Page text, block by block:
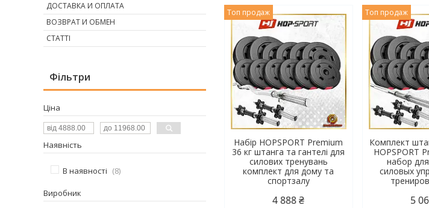
Топ продаж
Набір HOPSPORT Premium
36 кг штанга та гантелі для
силових тренувань
комплект для дому та
спортзалу
4 888 ₴
Топ продаж
Комплект
HOPSPORT
набор
силовых
5
ДОСТАВКА И ОПЛАТА
ВОЗВРАТ И ОБМЕН
СТАТТІ
Фільтри
Ціна
Наявність
В наявності 8
Виробник